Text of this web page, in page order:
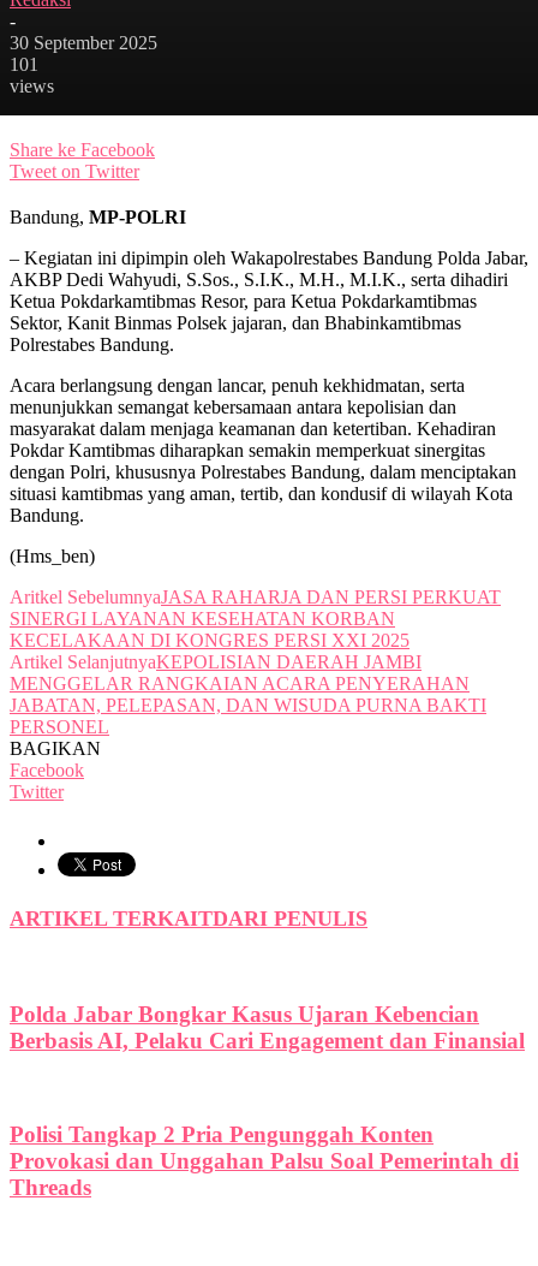
-
30 September 2025
101
views
Share ke Facebook
Tweet on Twitter
Bandung, MP-POLRI
– Kegiatan ini dipimpin oleh Wakapolrestabes Bandung Polda Jabar,
AKBP Dedi Wahyudi, S.Sos., S.I.K., M.H., M.I.K., serta dihadiri
Ketua Pokdarkamtibmas Resor, para Ketua Pokdarkamtibmas
Sektor, Kanit Binmas Polsek jajaran, dan Bhabinkamtibmas
Polrestabes Bandung.
Acara berlangsung dengan lancar, penuh kekhidmatan, serta
menunjukkan semangat kebersamaan antara kepolisian dan
masyarakat dalam menjaga keamanan dan ketertiban. Kehadiran
Pokdar Kamtibmas diharapkan semakin memperkuat sinergitas
dengan Polri, khususnya Polrestabes Bandung, dalam menciptakan
situasi kamtibmas yang aman, tertib, dan kondusif di wilayah Kota
Bandung.
(Hms_ben)
Aritkel SebelumnyaJASA RAHARJA DAN PERSI PERKUAT
SINERGI LAYANAN KESEHATAN KORBAN
KECELAKAAN DI KONGRES PERSI XXI 2025
Artikel SelanjutnyaKEPOLISIAN DAERAH JAMBI
MENGGELAR RANGKAIAN ACARA PENYERAHAN
JABATAN, PELEPASAN, DAN WISUDA PURNA BAKTI
PERSONEL
BAGIKAN
Facebook
Twitter
ARTIKEL TERKAITDARI PENULIS
Polda Jabar Bongkar Kasus Ujaran Kebencian
Berbasis AI, Pelaku Cari Engagement dan Finansial
Polisi Tangkap 2 Pria Pengunggah Konten
Provokasi dan Unggahan Palsu Soal Pemerintah di
Threads